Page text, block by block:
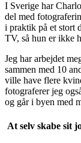
I Sverige har
del med
i praktik på et stort
TV, så hun er ikke
Jeg har arbejdet
sammen med 10
ville have flere
fotograferer jeg
og går i byen med
At selv skabe sit